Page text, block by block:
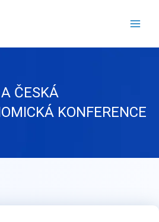
ČESKÁ
KONFERENCE